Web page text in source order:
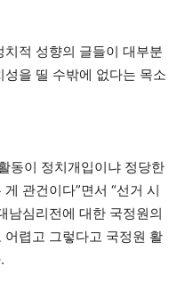
적 성향의 글들이 대부분
을 띨 수밖에 없다는 목소
동이 정치개입이냐 정당한
관건이다”면서 “선거 시
남심리전에 대한 국정원의
렵고 그렇다고 국정원 활